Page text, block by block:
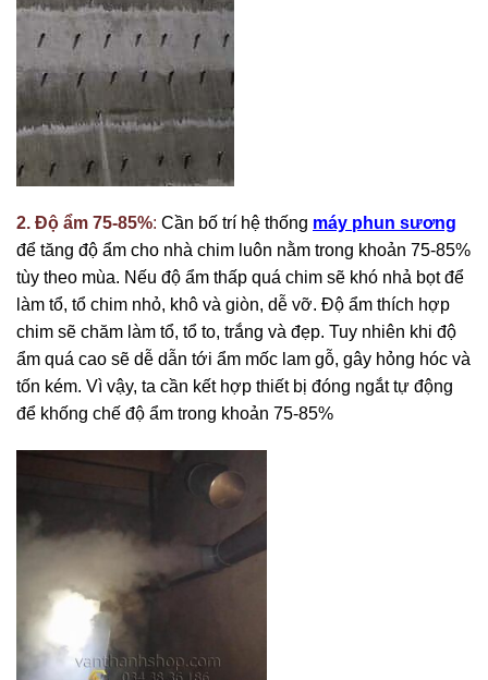
2. Độ ẩm 75-85%: Cần bố trí hệ thống máy phun sương
để tăng độ ẩm cho nhà chim luôn nằm trong khoản 75-85%
tùy theo mùa. Nếu độ ẩm thấp quá chim sẽ khó nhả bọt để
làm tổ, tổ chim nhỏ, khô và giòn, dễ vỡ. Độ ẩm thích hợp
chim sẽ chăm làm tổ, tổ to, trắng và đẹp. Tuy nhiên khi độ
ẩm quá cao sẽ dễ dẫn tới ẩm mốc lam gỗ, gây hỏng hóc và
tốn kém. Vì vậy, ta cần kết hợp thiết bị đóng ngắt tự động
để khống chế độ ẩm trong khoản 75-85%